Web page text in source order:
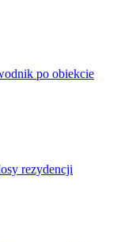
po obiekcie
rezydencji